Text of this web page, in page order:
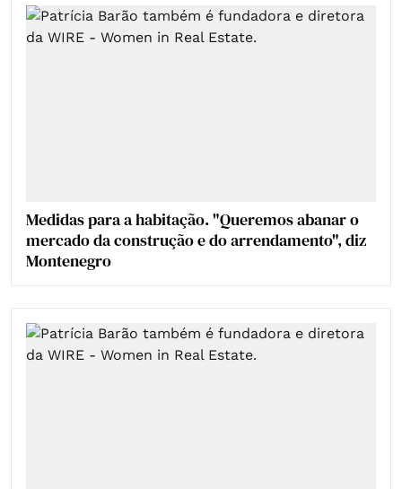
Medidas para a habitação. "Queremos abanar o
mercado da construção e do arrendamento", diz
Montenegro